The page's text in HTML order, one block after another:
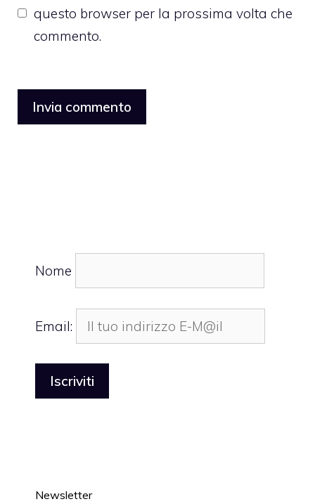
questo browser per la prossima volta che
commento.
Nome
Email:
Newsletter